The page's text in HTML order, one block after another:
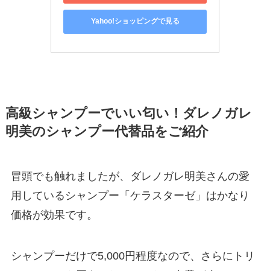
Yahoo!ショッピングで見る
高級シャンプーでいい匂い！ダレノガレ
明美のシャンプー代替品をご紹介
冒頭でも触れましたが、ダレノガレ明美さんの愛
用しているシャンプー「ケラスターゼ」はかなり
価格が効果です。
シャンプーだけで5,000円程度なので、さらにトリ